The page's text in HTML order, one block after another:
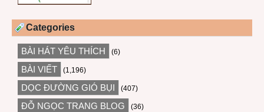
Categories
BÀI HÁT YÊU THÍCH (6)
BÀI VIẾT (1,196)
DỌC ĐƯỜNG GIÓ BỤI (407)
ĐỖ NGỌC TRANG BLOG (36)